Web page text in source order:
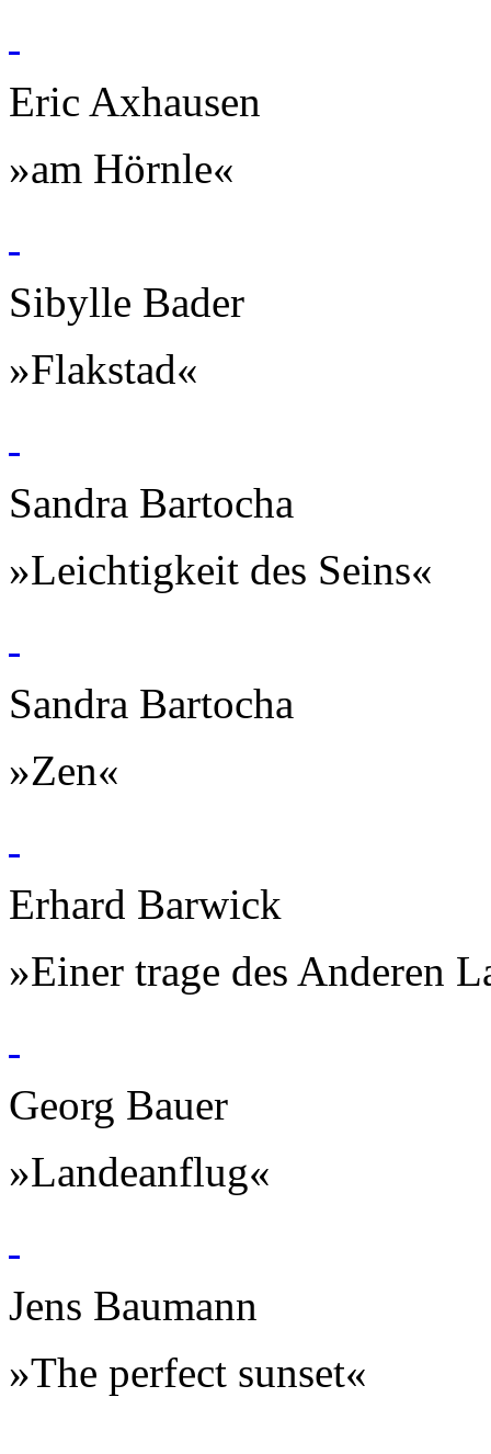
Eric Axhausen
»am Hörnle«
Sibylle Bader
»Flakstad«
Sandra Bartocha
»Leichtigkeit des Seins«
Sandra Bartocha
»Zen«
Erhard Barwick
»Einer trage des Anderen
Georg Bauer
»Landeanflug«
Jens Baumann
»The perfect sunset«